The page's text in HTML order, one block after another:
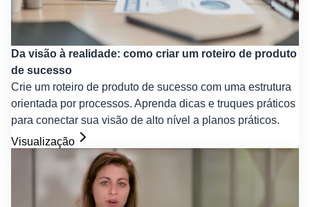
Da visão à realidade: como criar um roteiro de produto
de sucesso
Crie um roteiro de produto de sucesso com uma estrutura
orientada por processos. Aprenda dicas e truques práticos
para conectar sua visão de alto nível a planos práticos.
Visualização